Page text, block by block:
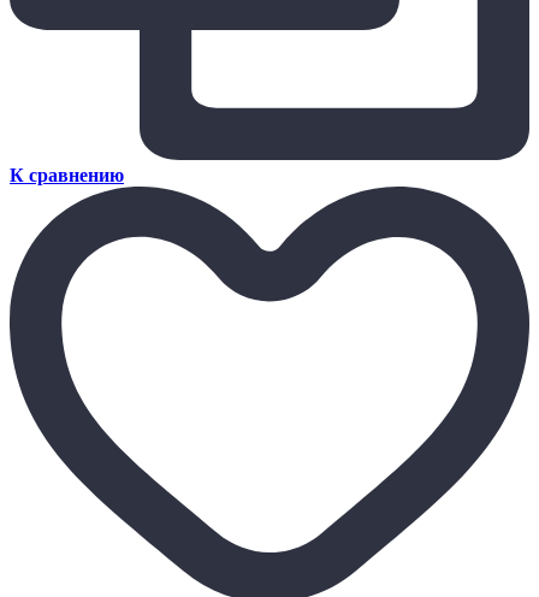
К сравнению